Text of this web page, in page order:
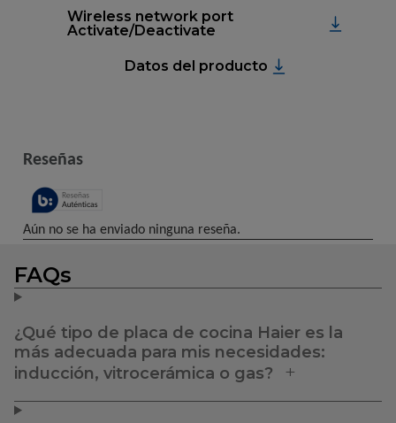
Wireless network port
Activate/Deactivate
Datos del producto
FAQs
¿Qué tipo de placa de cocina Haier es la
más adecuada para mis necesidades:
inducción, vitrocerámica o gas?